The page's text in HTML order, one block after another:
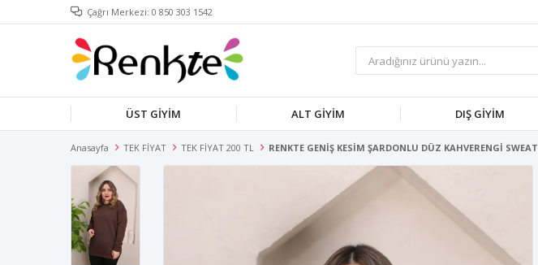
Çağrı Merkezi: 0 850 303 1542
ÜST GİYİM ALT GİYİM DIŞ GİYİM
Anasayfa TEK FİYAT TEK FİYAT 200 TL RENKTE GENİŞ KESİM ŞARDONLU DÜZ KAHVERENGİ SWEAT